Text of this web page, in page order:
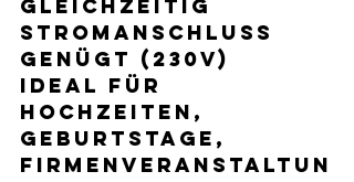
gleichzeitig
Stromanschluss
genügt (230V)
Ideal für
Hochzeiten,
Geburtstage,
Firmenveranstaltun